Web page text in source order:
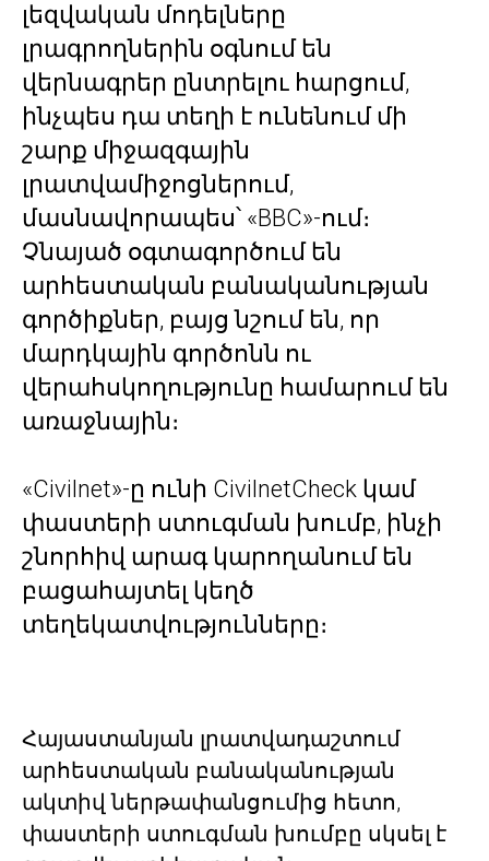
լեզվական մոդելները
լրագրողներին օգնում են
վերնագրեր ընտրելու հարցում,
ինչպես դա տեղի է ունենում մի
շարք միջազգային
լրատվամիջոցներում,
մասնավորապես՝ «BBC»-ում։
Չնայած օգտագործում են
արհեստական բանականության
գործիքներ, բայց նշում են, որ
մարդկային գործոնն ու
վերահսկողությունը համարում են
առաջնային։
«Civilnet»-ը ունի CivilnetCheck կամ
փաստերի ստուգման խումբ, ինչի
շնորհիվ արագ կարողանում են
բացահայտել կեղծ
տեղեկատվությունները։
Հայաստանյան լրատվադաշտում
արհեստական բանականության
ակտիվ ներթափանցումից հետո,
փաստերի ստուգման խումբը սկսել է